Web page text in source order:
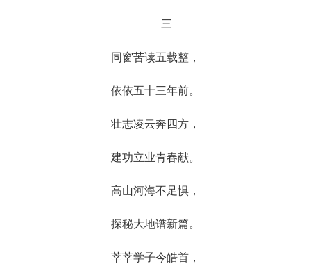
三
同窗苦读五载整，
依依五十三年前。
壮志凌云奔四方，
建功立业青春献。
高山河海不足惧，
探秘大地谱新篇。
莘莘学子今皓首，